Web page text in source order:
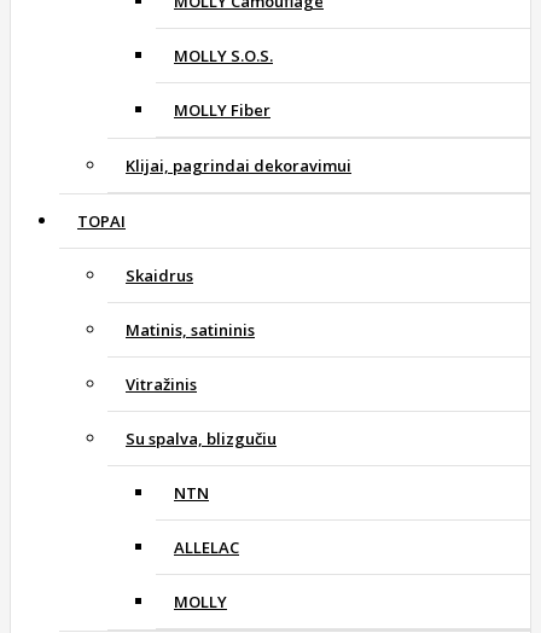
MOLLY S.O.S.
MOLLY Fiber
Klijai, pagrindai dekoravimui
TOPAI
Skaidrus
Matinis, satininis
Vitražinis
Su spalva, blizgučiu
NTN
ALLELAC
MOLLY